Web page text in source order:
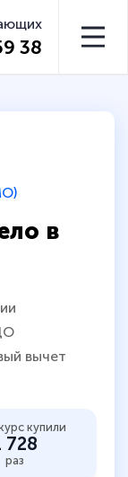
38
в
вычет
купили
728
раз